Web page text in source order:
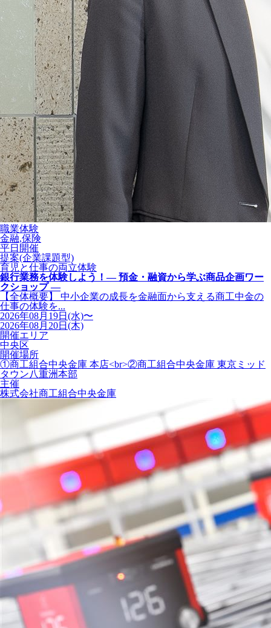
職業体験
金融,保険
平日開催
提案(企業課題型)
育児と仕事の両立体験
銀行業務を体験しよう！― 預金・融資から学ぶ商品企画ワー
クショップ ―
【全体概要】 中小企業の成長を金融面から支える商工中金の
仕事の体験を...
2026年08月19日(水)〜
2026年08月20日(木)
開催エリア
中央区
開催場所
①商工組合中央金庫 本店<br>②商工組合中央金庫 東京ミッド
タウン八重洲本部
主催
株式会社商工組合中央金庫